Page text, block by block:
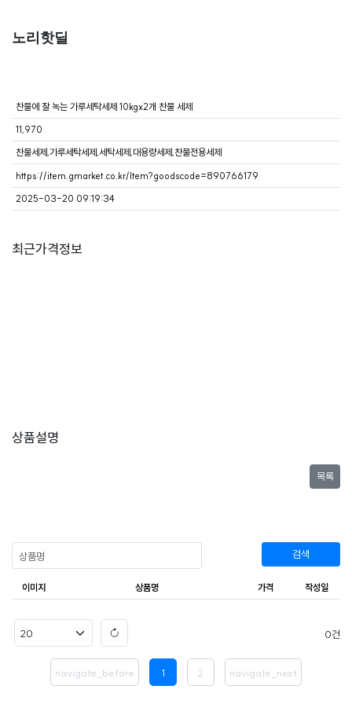
노리핫딜
찬물에 잘 녹는 가루세탁세제 10kgx2개 찬물 세제
11,970
찬물세제,가루세탁세제,세탁세제,대용량세제,찬물전용세제
https://item.gmarket.co.kr/Item?goodscode=890766179
2025-03-20 09:19:34
최근가격정보
상품설명
목록
검색
이미지 상품명 가격 작성일
navigate_before 1 2 navigate_next
0